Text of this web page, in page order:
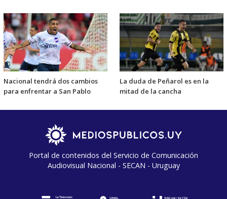
Nacional tendrá dos cambios
para enfrentar a San Pablo
La duda de Peñarol es en la
mitad de la cancha
Portal de contenidos del Servicio de Comunicación
Audiovisual Nacional - SECAN - Uruguay